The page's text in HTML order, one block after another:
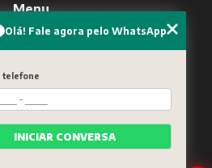
Menu
Home
Sobre Nós
Serviços
Contato
um orçamento
Olá! Fale agora pelo WhatsApp
telefone
INICIAR CONVERSA